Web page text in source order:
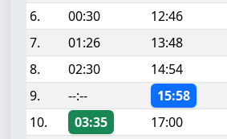
6.
00:30 12:46
7.
01:26 13:48
8.
02:30 14:54
9.
--:-- 15:58
10.
03:35 17:00